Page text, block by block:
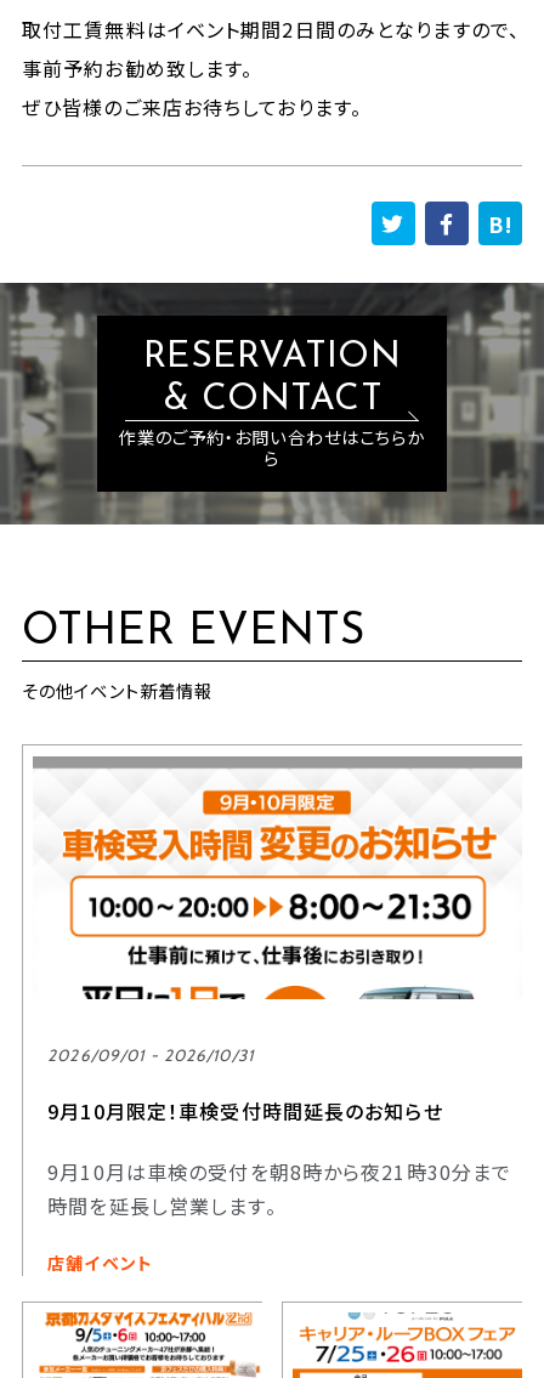
取付工賃無料はイベント期間2日間のみとなりますので、
事前予約お勧め致します。
ぜひ皆様のご来店お待ちしております。
RESERVATION
& CONTACT
作業のご予約・お問い合わせはこちらか
ら
OTHER EVENTS
その他イベント新着情報
2026/09/01 - 2026/10/31
9月10月限定！車検受付時間延長のお知らせ
9月10月は車検の受付を朝8時から夜21時30分まで
時間を延長し営業します。
店舗イベント